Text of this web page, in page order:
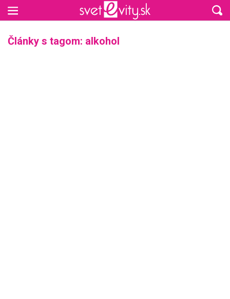
Články s tagom: alkohol